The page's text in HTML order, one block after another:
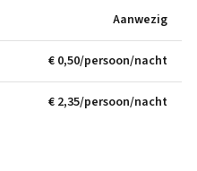
Aanwezig
€ 0,50/persoon/nacht
€ 2,35/persoon/nacht